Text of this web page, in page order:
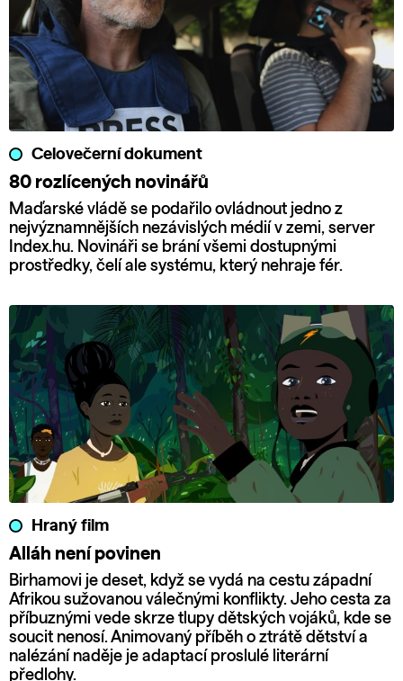
Celovečerní dokument
80 rozlícených novinářů
Maďarské vládě se podařilo ovládnout jedno z
nejvýznamnějších nezávislých médií v zemi, server
Index.hu. Novináři se brání všemi dostupnými
prostředky, čelí ale systému, který nehraje fér.
Hraný film
Alláh není povinen
Birhamovi je deset, když se vydá na cestu západní
Afrikou sužovanou válečnými konflikty. Jeho cesta za
příbuznými vede skrze tlupy dětských vojáků, kde se
soucit nenosí. Animovaný příběh o ztrátě dětství a
nalézání naděje je adaptací proslulé literární
předlohy.